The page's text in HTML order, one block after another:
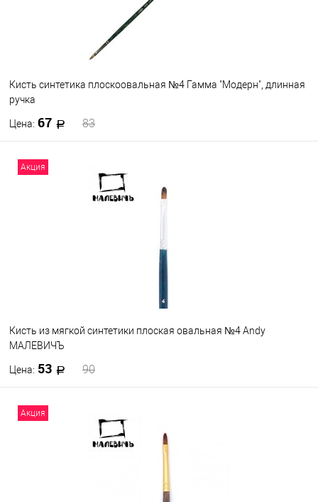
Кисть синтетика плоскоовальная №4 Гамма "Модерн", длинная
ручка
Цена: 67 83
Акция
Кисть из мягкой синтетики плоская овальная №4 Andy
МАЛЕВИЧЪ
Цена: 53 90
Акция